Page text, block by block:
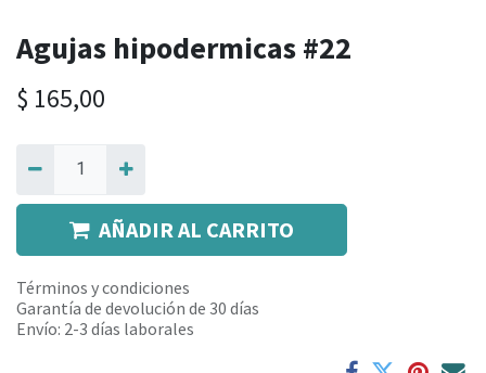
Agujas hipodermicas #22
$ 165,00
AÑADIR AL CARRITO
Términos y condiciones
Garantía de devolución de 30 días
Envío: 2-3 días laborales